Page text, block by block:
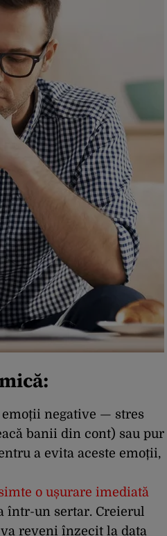
negative — stres
banii din cont) sau pur
a evita aceste emoții,
o ușurare imediată
într-un sertar. Creierul
reveni înzecit la data